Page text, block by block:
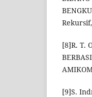
[8]R. T.
[9]S.